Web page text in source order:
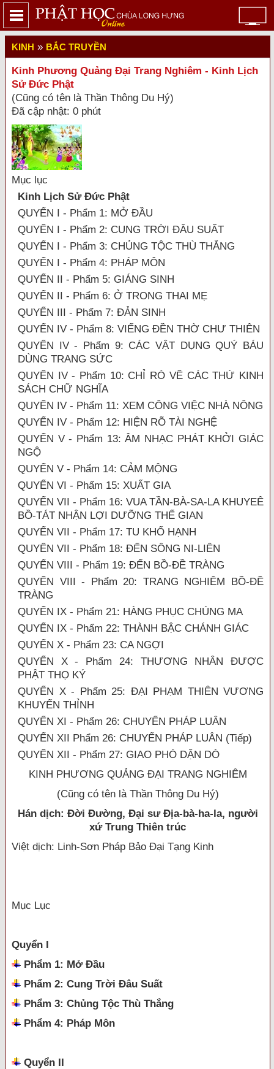
KINH » BẮC TRUYỀN
Kinh Phương Quảng Đại Trang Nghiêm - Kinh Lịch
Sử Đức Phật
(Cũng có tên là Thần Thông Du Hý)
Đã cập nhật: 0 phút
Mục lục
Kinh Lịch Sử Đức Phật
QUYỂN I - Phẩm 1: MỞ ĐẦU
QUYỂN I - Phẩm 2: CUNG TRỜI ĐÂU SUẤT
QUYỂN I - Phẩm 3: CHỦNG TỘC THÙ THẮNG
QUYỂN I - Phẩm 4: PHÁP MÔN
QUYỂN II - Phẩm 5: GIÁNG SINH
QUYỂN II - Phẩm 6: Ở TRONG THAI MẸ
QUYỂN III - Phẩm 7: ĐẢN SINH
QUYỂN IV - Phẩm 8: VIẾNG ĐỀN THỜ CHƯ THIÊN
QUYỂN IV - Phẩm 9: CÁC VẬT DỤNG QUÝ BÁU
DÙNG TRANG SỨC
QUYỂN IV - Phẩm 10: CHỈ RÓ VỀ CÁC THỨ KINH
SÁCH CHỮ NGHĨA
QUYỂN IV - Phẩm 11: XEM CÔNG VIỆC NHÀ NÔNG
QUYỂN IV - Phẩm 12: HIỆN RÕ TÀI NGHỆ
QUYỂN V - Phẩm 13: ÂM NHẠC PHÁT KHỞI GIÁC
NGỘ
QUYỂN V - Phẩm 14: CẢM MỘNG
QUYỂN VI - Phẩm 15: XUẤT GIA
QUYỂN VII - Phẩm 16: VUA TẦN-BÀ-SA-LA KHUYEÊ
BỒ-TÁT NHẬN LỢI DƯỠNG THẾ GIAN
QUYỂN VII - Phẩm 17: TU KHỔ HẠNH
QUYỂN VII - Phẩm 18: ĐẾN SÔNG NI-LIÊN
QUYỂN VIII - Phẩm 19: ĐẾN BỒ-ĐỀ TRÀNG
QUYỂN VIII - Phẩm 20: TRANG NGHIÊM BỒ-ĐỀ
TRÀNG
QUYỂN IX - Phẩm 21: HÀNG PHỤC CHÚNG MA
QUYỂN IX - Phẩm 22: THÀNH BẬC CHÁNH GIÁC
QUYỂN X - Phẩm 23: CA NGỢI
QUYỂN X - Phẩm 24: THƯƠNG NHÂN ĐƯỢC
PHẬT THỌ KÝ
QUYỂN X - Phẩm 25: ĐẠI PHẠM THIÊN VƯƠNG
KHUYẾN THỈNH
QUYỂN XI - Phẩm 26: CHUYỂN PHÁP LUÂN
QUYỂN XII Phẩm 26: CHUYỂN PHÁP LUÂN (Tiếp)
QUYỂN XII - Phẩm 27: GIAO PHÓ DẶN DÒ
KINH PHƯƠNG QUẢNG ĐẠI TRANG NGHIÊM
(Cũng có tên là Thần Thông Du Hý)
Hán dịch: Đời Đường, Đại sư Địa-bà-ha-la, người
xứ Trung Thiên trúc
Việt dịch: Linh-Sơn Pháp Bảo Đại Tạng Kinh
Mục Lục
Quyển I
Phẩm 1: Mở Đầu
Phẩm 2: Cung Trời Đâu Suất
Phẩm 3: Chủng Tộc Thù Thắng
Phẩm 4: Pháp Môn
Quyển II